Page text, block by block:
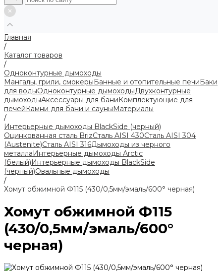
Главная
/
Каталог товаров
/
Одноконтурные дымоходы
Мангалы, грили, смокерыБанные и отопительные печиБаки
для водыОдноконтурные дымоходыДвухконтурные
дымоходыАксессуары для баниКомплектующие для
печейКамни для бани и сауныМатериалы
/
Интерьерные дымоходы BlackSide (черный)
Оцинкованная сталь BrizСталь AISI 430Сталь AISI 304
(Austenite)Сталь AISI 316Дымоходы из черного
металлаИнтерьерные дымоходы Arctic
(белый)Интерьерные дымоходы BlackSide
(черный)Овальные дымоходы
/
Хомут обжимной Ф115 (430/0,5мм/эмаль/600° черная)
Хомут обжимной Ф115
(430/0,5мм/эмаль/600°
черная)